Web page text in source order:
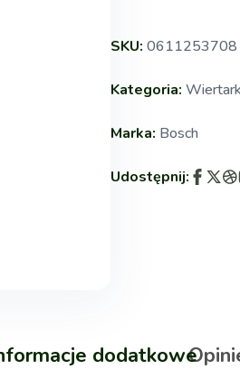
SKU: 0611253708
Kategoria:
Marka: Bosch
Udostępnij:
dodatkowe